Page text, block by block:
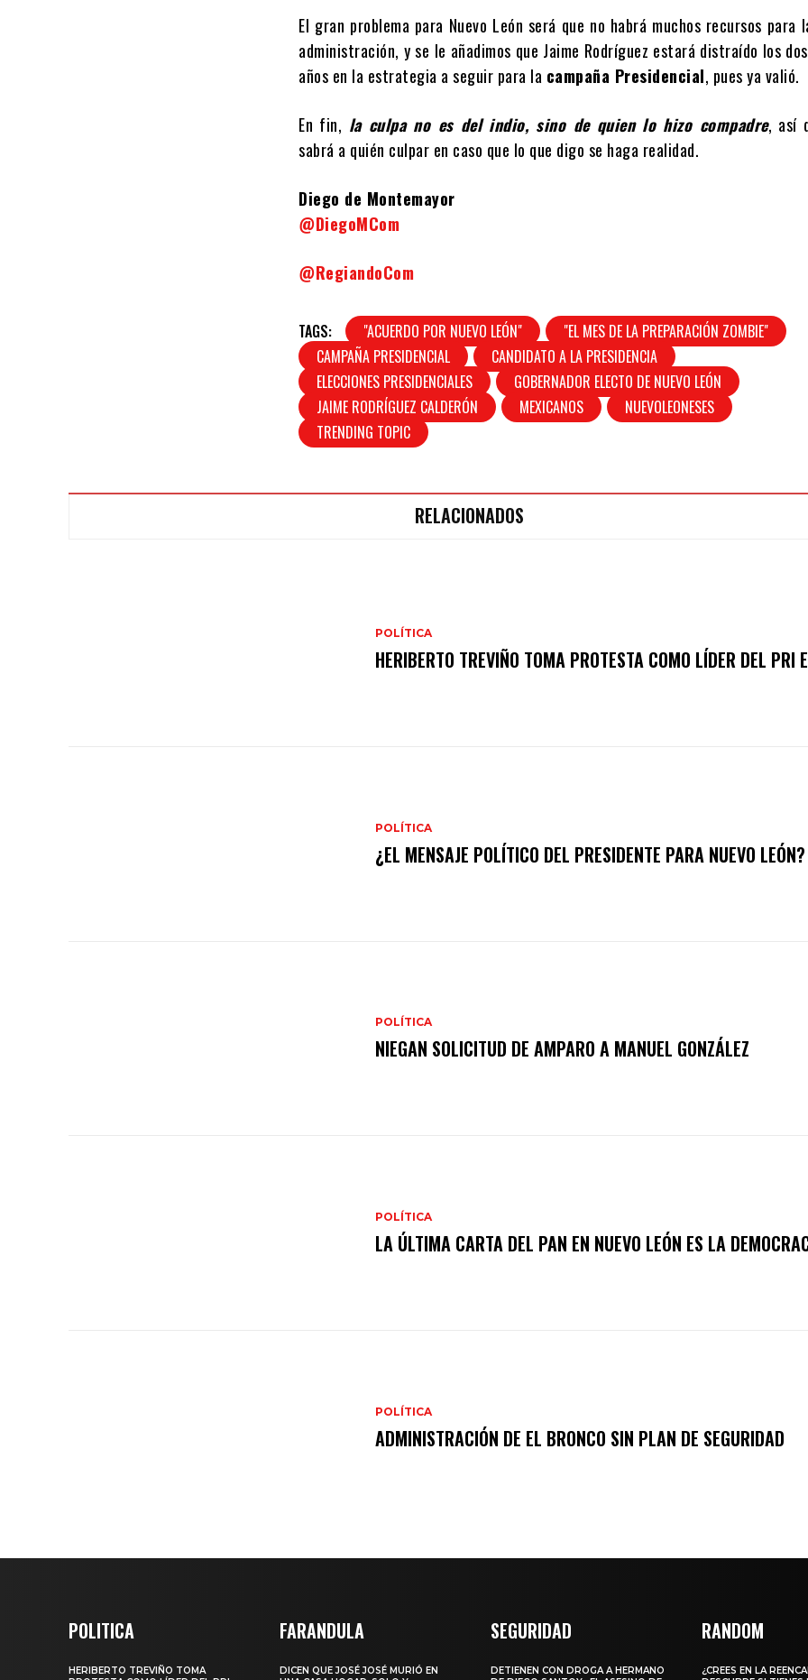
El gran problema para Nuevo León será que no habrá muchos recursos para
administración, y se le añadimos que Jaime Rodríguez estará distraído los
años en la estrategia a seguir para la campaña Presidencial, pues ya valió.
En fin, la culpa no es del indio, sino de quien lo hizo compadre, así
sabrá a quién culpar en caso que lo que digo se haga realidad.
Diego de Montemayor
@DiegoMCom
@RegiandoCom
TAGS: "ACUERDO POR NUEVO LEÓN"
"EL MES DE LA PREPARACIÓN ZOMBIE"
CAMPAÑA PRESIDENCIAL
CANDIDATO A LA PRESIDENCIA
ELECCIONES PRESIDENCIALES
GOBERNADOR ELECTO DE NUEVO LEÓN
JAIME RODRÍGUEZ CALDERÓN
MEXICANOS
NUEVOLEONESES
TRENDING TOPIC
RELACIONADOS
POLÍTICA
HERIBERTO TREVIÑO TOMA PROTESTA COMO LÍDER DEL PRI
POLÍTICA
¿EL MENSAJE POLÍTICO DEL PRESIDENTE PARA NUEVO LEÓN?
POLÍTICA
NIEGAN SOLICITUD DE AMPARO A MANUEL GONZÁLEZ
POLÍTICA
LA ÚLTIMA CARTA DEL PAN EN NUEVO LEÓN ES LA
POLÍTICA
ADMINISTRACIÓN DE EL BRONCO SIN PLAN DE SEGURIDAD
POLITICA
HERIBERTO TREVIÑO TOMA
FARANDULA
DICEN QUE JOSÉ JOSÉ MURIÓ EN
SEGURIDAD
DETIENEN CON DROGA A HERMANO
RANDOM
¿CREES EN LA